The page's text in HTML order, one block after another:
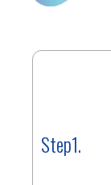
Step1.